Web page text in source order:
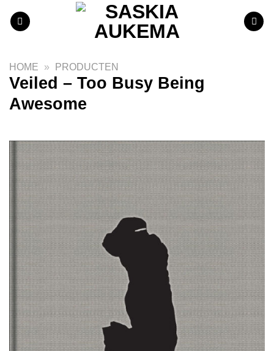
naar
HOME » PRODUCTEN
Veiled – Too Busy Being
Awesome